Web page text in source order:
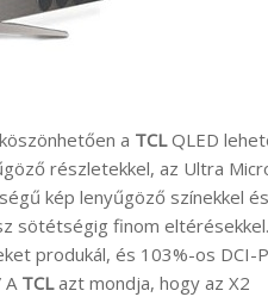
a TCLQLED
részletekkel, az Ultra
kép lenyűgöző színekkel
finom eltérésekkel.
produkál, és 103%-os DCI-
A TCLazt mondja, hogy az X2